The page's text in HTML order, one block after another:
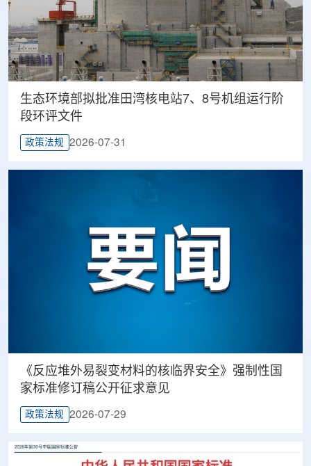
生态环境部拟批准田湾核电站7、8号机组运行阶
段环评文件
政策法规 2026-07-31
《反应堆外易裂变材料的核临界安全》强制性国
家标准修订稿公开征求意见
政策法规 2026-07-29